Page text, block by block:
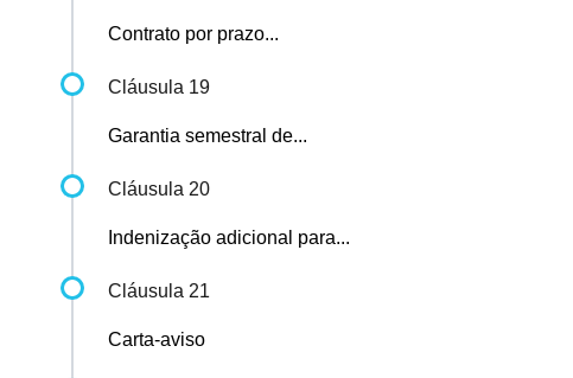
Contrato por prazo...
Cláusula 19
Garantia semestral de...
Cláusula 20
Indenização adicional para...
Cláusula 21
Carta-aviso